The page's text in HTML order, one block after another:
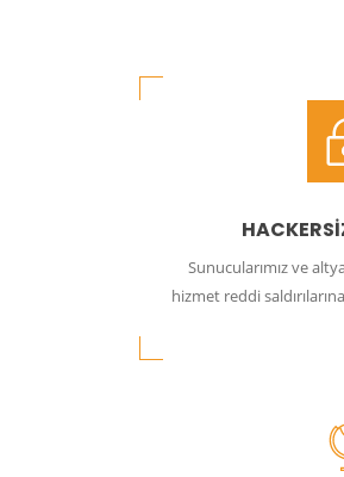
Sunucularımız ve
hizmet reddi